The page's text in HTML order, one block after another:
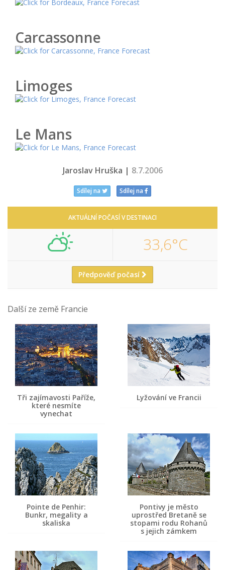
Carcassonne
Limoges
Le Mans
Jaroslav Hruška | 8.7.2006
Sdílej na Sdílej na
AKTUÁLNÍ POČASÍ V DESTINACI
33,6°C
Předpověď počasí
Další ze země Francie
Tři zajímavosti Paříže,
které nesmíte
vynechat
Lyžování ve Francii
Pointe de Penhir:
Bunkr, megality a
skaliska
Pontivy je město
uprostřed Bretaně se
stopami rodu Rohanů
s jejich zámkem